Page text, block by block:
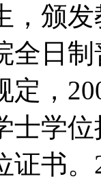
，颁
全日
定，
士学
证书